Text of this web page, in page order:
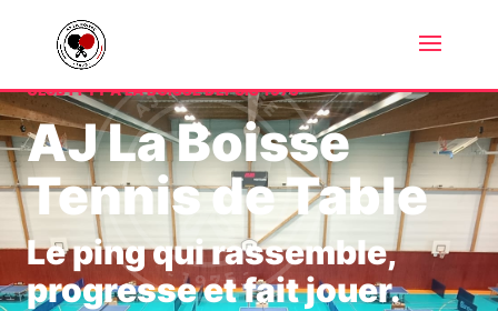
CLUB FFTT À LA BOISSE DEPUIS 1975
AJ La Boisse
Tennis de Table
Le ping qui rassemble,
progresse et fait jouer.